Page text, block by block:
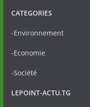
CATEGORIES
-Environnement
-Economie
-Société
LEPOINT-ACTU.TG